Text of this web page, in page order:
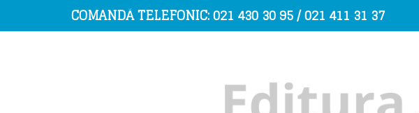
COMANDĂ TELEFONIC: 021 430 30 95 / 021 411 31 37